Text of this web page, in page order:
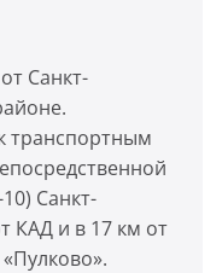
Санкт-
транспортным
Санкт-
КАД и в 17 км от